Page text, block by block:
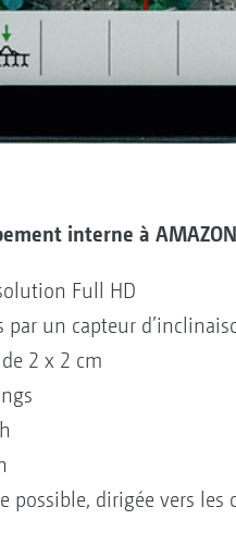
interne à
Full HD
un capteur
2 x 2 cm
possible, dirigée vers les